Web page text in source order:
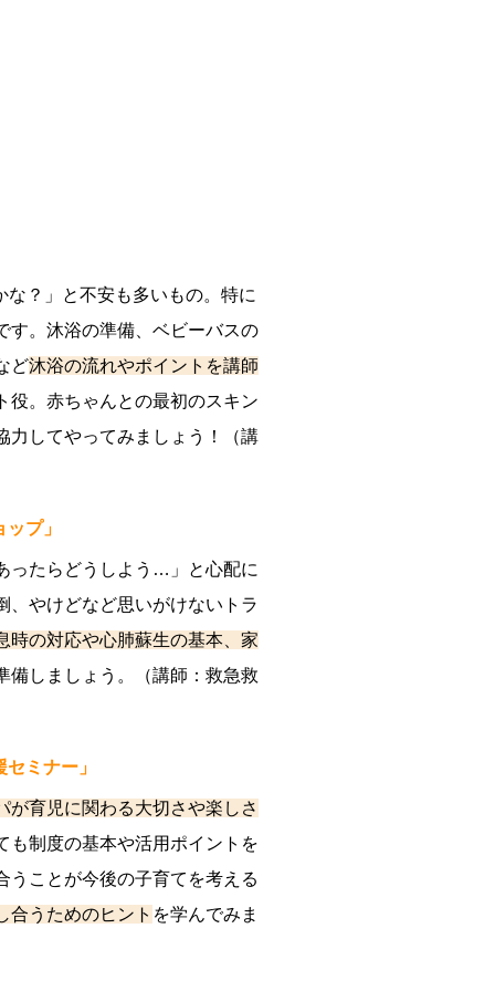
？」と不安も多いもの。特に
す。沐浴の準備、ベビーバスの
ど沐浴の流れやポイントを講師
役。赤ちゃんとの最初のスキン
力してやってみましょう！（講
プ」
ったらどうしよう…」と心配に
、やけどなど思いがけないトラ
時の対応や心肺蘇生の基本、家
備しましょう。（講師：救急救
ミナー」
が育児に関わる大切さや楽しさ
も制度の基本や活用ポイントを
うことが今後の子育てを考える
合うためのヒント を学んでみま